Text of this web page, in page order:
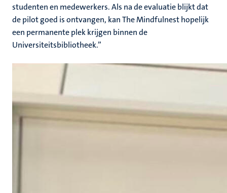
studenten en medewerkers. Als na de evaluatie blijkt dat
de pilot goed is ontvangen, kan The Mindfulnest hopelijk
een permanente plek krijgen binnen de
Universiteitsbibliotheek.”